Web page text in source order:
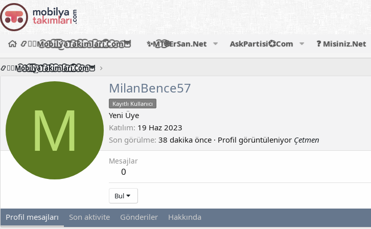
📿🧙‍♂️M͜͡o͜͡b͜͡i͜͡l͜͡y͜͡a͜͡T͜͡a͜͡k͜͡i͜͡m͜͡l͜͡a͜͡r͜͡i͜͡.͜͡C͜͡o͜͡m͜͡🦉 ✨M͜͡T͜͡🌐ErSan.Net AskPartisi💞Com ❓ Misiniz.Net
📿🧙‍♂️M͜͡o͜͡b͜͡i͜͡l͜͡y͜͡a͜͡T͜͡a͜͡k͜͡i͜͡m͜͡l͜͡a͜͡r͜͡i͜͡.͜͡C͜͡o͜͡m͜͡🦉
M
MilanBence57
Kayıtlı Kullanıcı
Yeni Üye
Katılım 19 Haz 2023
Son görülme 38 dakika önce · Profil görüntüleniyor Çetmen
Mesajlar
0
Bul
Profil mesajları Son aktivite Gönderiler Hakkında